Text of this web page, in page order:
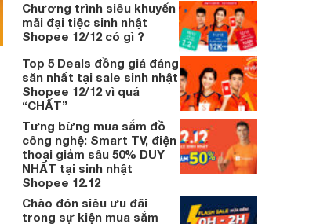
Chương trình siêu khuyến
mãi đại tiệc sinh nhật
Shopee 12/12 có gì ?
Top 5 Deals đồng giá đáng
săn nhất tại sale sinh nhật
Shopee 12/12 vì quá
“CHẤT”
Tưng bừng mua sắm đồ
công nghệ: Smart TV, điện
thoại giảm sâu 50% DUY
NHẤT tại sinh nhật
Shopee 12.12
Chào đón siêu ưu đãi
trong sự kiện mua sắm